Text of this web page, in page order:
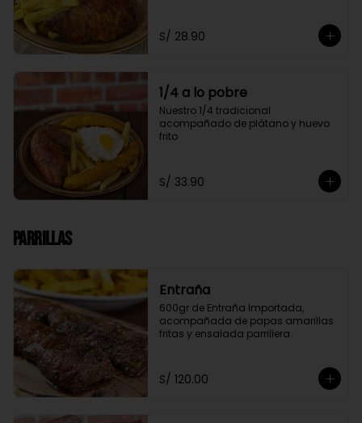
S/ 28.90
1/4 a lo pobre
Nuestro 1/4 tradicional
acompañado de plátano y huevo
frito
S/ 33.90
Parrillas
Entraña
600gr de Entraña Importada,
acompañada de papas amarillas
fritas y ensalada parrillera.
S/ 120.00